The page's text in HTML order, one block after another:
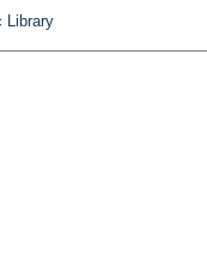
Library